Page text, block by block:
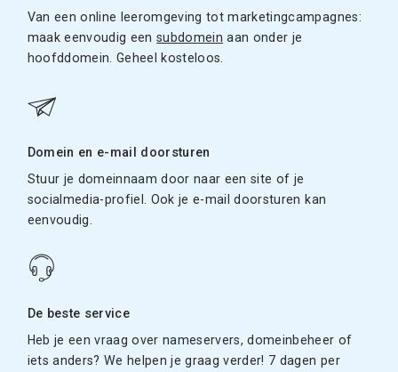
Van een online leeromgeving tot marketingcampagnes:
maak eenvoudig eensubdomein aan onder je
hoofddomein. Geheel kosteloos.
Domein en e-mail doorsturen
Stuur je domeinnaam door naar een site of je
socialmedia-profiel. Ook je e-mail doorsturen kan
eenvoudig.
De beste service
Heb je een vraag over nameservers, domeinbeheer of
iets anders? We helpen je graag verder! 7 dagen per